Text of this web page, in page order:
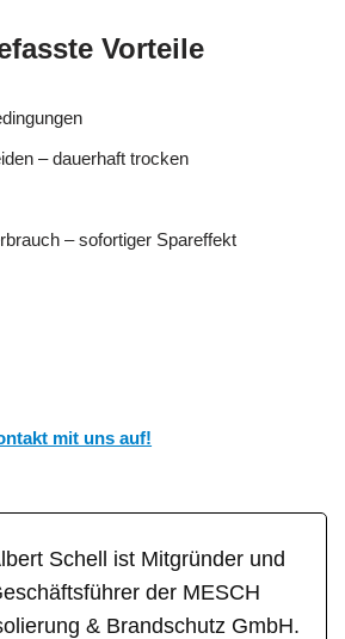
Vorteile
– dauerhaft trocken
– sofortiger Spareffekt
mit uns auf!
Schell ist Mitgründer und
der MESCH
& Brandschutz GmbH.